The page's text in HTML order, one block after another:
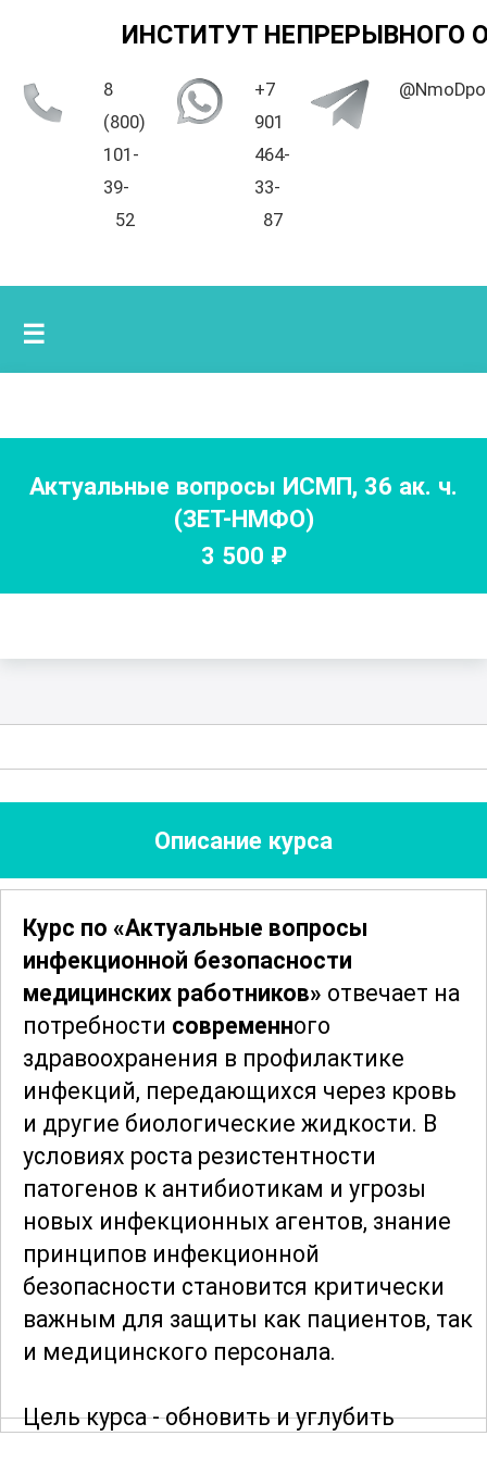
ИНСТИТУТ НЕПРЕРЫВНОГО
8
(800)
101-
39-
52
+7
901
464-
33-
87
☰
Актуальные вопросы ИСМП, 36 ак. ч.
(ЗЕТ-НМФО)
3 500 ₽
Описание курса
Курс по «Актуальные вопросы
инфекционной безопасности
медицинских работников» отвечает на
потребности современного
здравоохранения в профилактике
инфекций, передающихся через кровь
и другие биологические жидкости. В
условиях роста резистентности
патогенов к антибиотикам и угрозы
новых инфекционных агентов, знание
принципов инфекционной
безопасности становится критически
важным для защиты как пациентов, так
и медицинского персонала.
Цель курса - обновить и углубить